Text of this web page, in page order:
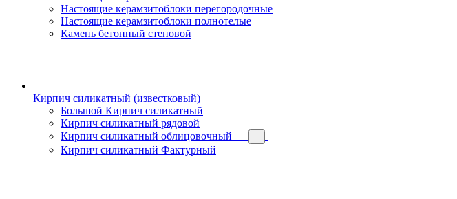
Настоящие керамзитоблоки перегородочные
Настоящие керамзитоблоки полнотелые
Камень бетонный стеновой
Кирпич силикатный (известковый)
Большой Кирпич силикатный
Кирпич силикатный рядовой
Кирпич силикатный облицовочный
Кирпич силикатный Фактурный